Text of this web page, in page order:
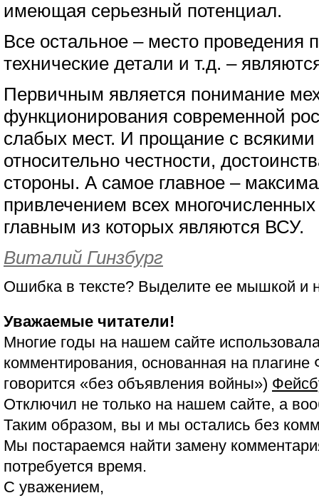
имеющая серьезный потенциал.
Все остальное – место проведения
технические детали и т.д. –
Первичным является понимание
функционирования современной
слабых мест. И прощание с
относительно честности,
стороны. А самое главное –
привлечением всех
главным из которых являются ВСУ.
Виталий Гинзбург
Ошибка в тексте? Выделите ее мышкой и
Уважаемые читатели!
Многие годы на нашем сайте
комментирования, основанная на
говорится «без объявления войны»)
Отключил не только на нашем сайте, а
Таким образом, вы и мы остались без
Мы постараемся найти замену
потребуется время.
С уважением,